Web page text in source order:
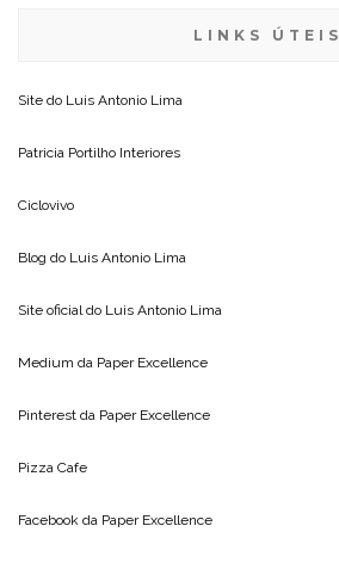
LINKS ÚTEIS
Site do Luis Antonio Lima
Patricia Portilho Interiores
Ciclovivo
Blog do Luis Antonio Lima
Site oficial do Luis Antonio Lima
Medium da Paper Excellence
Pinterest da Paper Excellence
Pizza Cafe
Facebook da Paper Excellence